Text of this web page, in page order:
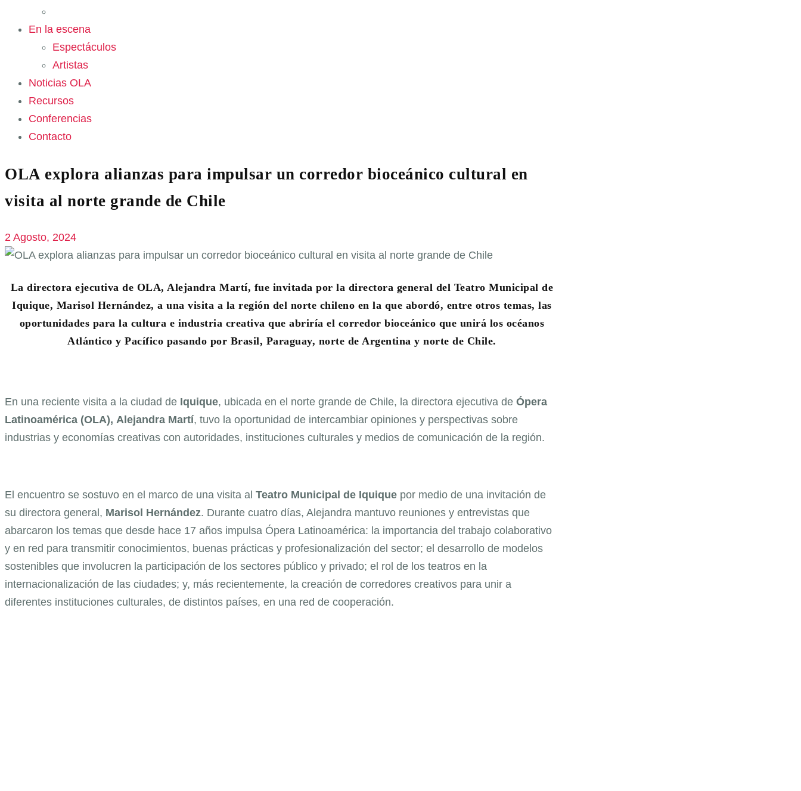
En la escena
Espectáculos
Artistas
Noticias OLA
Recursos
Conferencias
Contacto
OLA explora alianzas para impulsar un corredor bioceánico cultural en
visita al norte grande de Chile
2 Agosto, 2024
La directora ejecutiva de OLA, Alejandra Martí, fue invitada por la directora general del Teatro Municipal de
Iquique, Marisol Hernández, a una visita a la región del norte chileno en la que abordó, entre otros temas, las
oportunidades para la cultura e industria creativa que abriría el corredor bioceánico que unirá los océanos
Atlántico y Pacífico pasando por Brasil, Paraguay, norte de Argentina y norte de Chile.
En una reciente visita a la ciudad de Iquique, ubicada en el norte grande de Chile, la directora ejecutiva de Ópera
Latinoamérica (OLA), Alejandra Martí, tuvo la oportunidad de intercambiar opiniones y perspectivas sobre
industrias y economías creativas con autoridades, instituciones culturales y medios de comunicación de la región.
El encuentro se sostuvo en el marco de una visita al Teatro Municipal de Iquique por medio de una invitación de
su directora general, Marisol Hernández. Durante cuatro días, Alejandra mantuvo reuniones y entrevistas que
abarcaron los temas que desde hace 17 años impulsa Ópera Latinoamérica: la importancia del trabajo colaborativo
y en red para transmitir conocimientos, buenas prácticas y profesionalización del sector; el desarrollo de modelos
sostenibles que involucren la participación de los sectores público y privado; el rol de los teatros en la
internacionalización de las ciudades; y, más recientemente, la creación de corredores creativos para unir a
diferentes instituciones culturales, de distintos países, en una red de cooperación.